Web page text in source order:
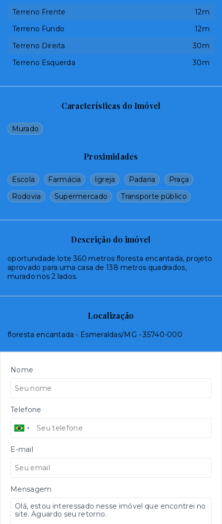
Características do Imóvel
Murado
Proximidades
Escola Farmácia Igreja Padaria
Praça
Rodovia
Supermercado Transporte público
Descrição do imóvel
oportunidade lote 360 metros floresta encantada, projeto
aprovado para uma casa de 138 metros quadrados,
murado nos 2 lados.
Localização
floresta encantada - Esmeraldas/MG - 35740-000
Terreno Frente
12m
Terreno Fundo
12m
Terreno Direita
30m
Terreno Esquerda
30m
Nome
Telefone
E-mail
Mensagem